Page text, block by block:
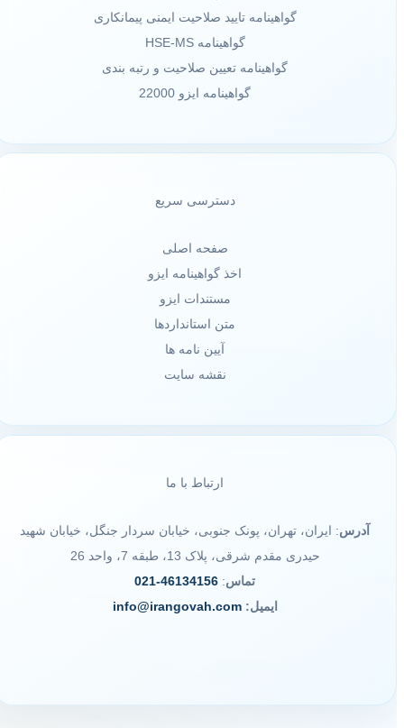
گواهینامه تایید صلاحیت ایمنی پیمانکاری
گواهینامه HSE-MS
گواهینامه تعیین صلاحیت و رتبه بندی
گواهینامه ایزو 22000
دسترسی سریع
صفحه اصلی
اخذ گواهینامه ایزو
مستندات ایزو
متن استانداردها
آیین نامه ها
نقشه سایت
ارتباط با ما
آدرس: ایران، تهران، پونک جنوبی، خیابان سردار جنگل، خیابان شهید
حیدری مقدم شرقی، پلاک 13، طبقه 7، واحد 26
تماس:
46134156-021
ایمیل: info@irangovah.com